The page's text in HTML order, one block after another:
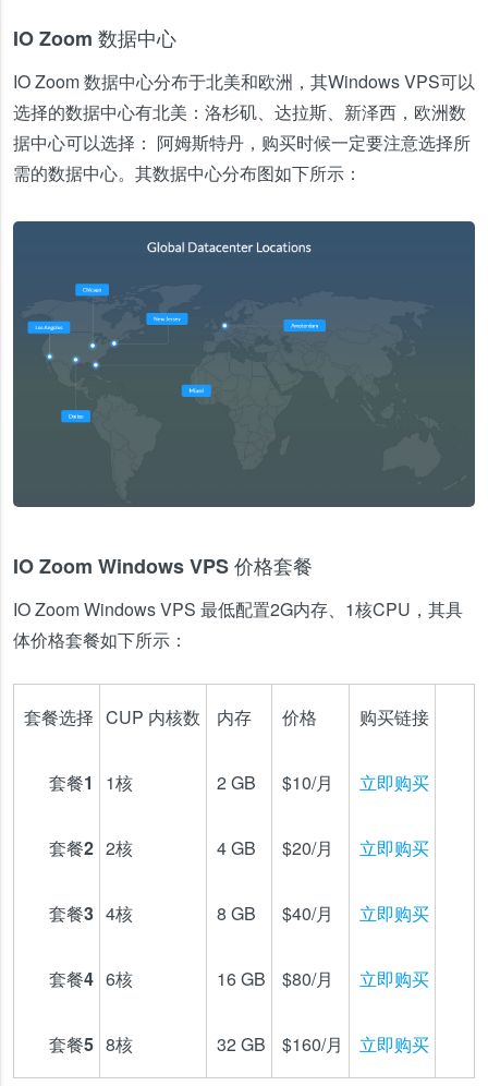
IO Zoom 数据中心
IO Zoom 数据中心分布于北美和欧洲，其Windows VPS可以
选择的数据中心有北美：洛杉矶、达拉斯、新泽西，欧洲数
据中心可以选择： 阿姆斯特丹，购买时候一定要注意选择所
需的数据中心。其数据中心分布图如下所示：
IO Zoom Windows VPS 价格套餐
IO Zoom Windows VPS 最低配置2G内存、1核CPU，其具
体价格套餐如下所示：
套餐选择
套餐1
套餐2
套餐3
套餐4
套餐5
CUP 内核数
1核
2核
4核
6核
8核
内存
2 GB
4 GB
8 GB
16 GB
32 GB
价格
$10/月
$20/月
$40/月
$80/月
$160/月
购买链接
立即购买
立即购买
立即购买
立即购买
立即购买